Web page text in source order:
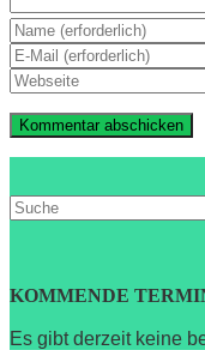
Gib
deinen
Namen
oder
Benutzernamen
zum
Kommentieren
Gib
deine
E-
Mail-
Adresse
zum
ein
Gib
deine
Website-
URL
ein
Search
this
KOMMENDE
Es gibt derzeit keine